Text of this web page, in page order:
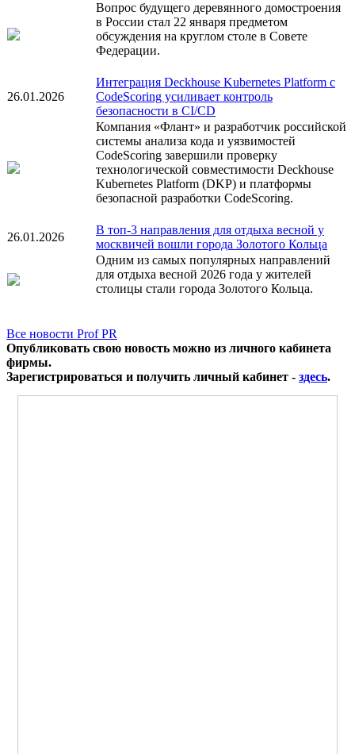
Вопрос будущего деревянного домостроения
в России стал 22 января предметом
обсуждения на круглом столе в Совете
Федерации.
26.01.2026
Интеграция Deckhouse Kubernetes Platform с
CodeScoring усиливает контроль
безопасности в CI/CD
Компания «Флант» и разработчик российской
системы анализа кода и уязвимостей
CodeScoring завершили проверку
технологической совместимости Deckhouse
Kubernetes Platform (DKP) и платформы
безопасной разработки CodeScoring.
26.01.2026
В топ-3 направления для отдыха весной у
москвичей вошли города Золотого Кольца
Одним из самых популярных направлений
для отдыха весной 2026 года у жителей
столицы стали города Золотого Кольца.
Все новости Prof PR
Опубликовать свою новость можно из личного кабинета
фирмы.
Зарегистрироваться и получить личный кабинет - здесь.